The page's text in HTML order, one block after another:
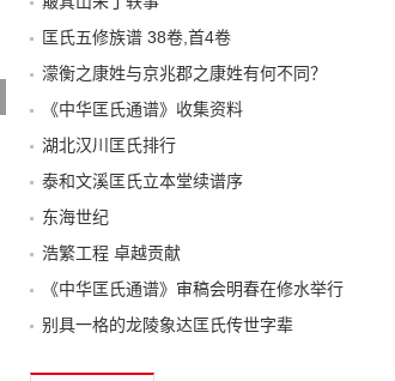
匡氏五修族谱 38卷,首4卷
濛衡之康姓与京兆郡之康姓有何不同？
《中华匡氏通谱》收集资料
湖北汉川匡氏排行
泰和文溪匡氏立本堂续谱序
东海世纪
浩繁工程 卓越贡献
《中华匡氏通谱》审稿会明春在修水举行
别具一格的龙陵象达匡氏传世字辈